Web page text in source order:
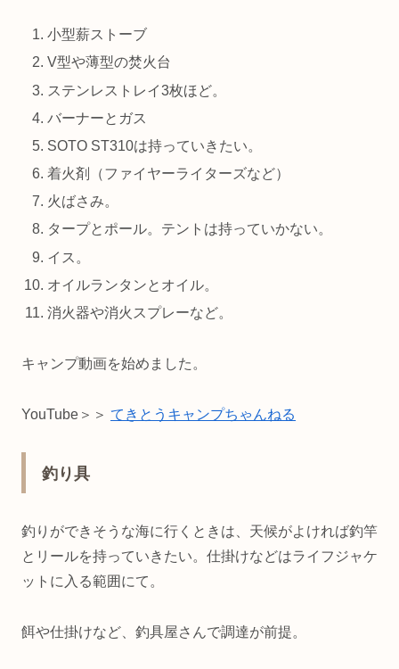
小型薪ストーブ
V型や薄型の焚火台
ステンレストレイ3枚ほど。
バーナーとガス
SOTO ST310は持っていきたい。
着火剤（ファイヤーライターズなど）
火ばさみ。
タープとポール。テントは持っていかない。
イス。
オイルランタンとオイル。
消火器や消火スプレーなど。
キャンプ動画を始めました。
YouTube＞＞ てきとうキャンプちゃんねる
釣り具
釣りができそうな海に行くときは、天候がよければ釣竿
とリールを持っていきたい。仕掛けなどはライフジャケ
ットに入る範囲にて。
餌や仕掛けなど、釣具屋さんで調達が前提。